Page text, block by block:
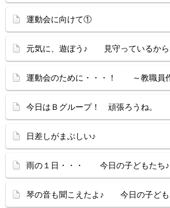
運動会に向けて①
元気に、遊ぼう♪ 見守っているから
運動会のために・・・！ ～教職員
今日はＢグループ！ 頑張ろうね。
日差しがまぶしい♪
雨の１日・・・ 今日の子どもたち♪
琴の音も聞こえたよ♪ 今日の子ども